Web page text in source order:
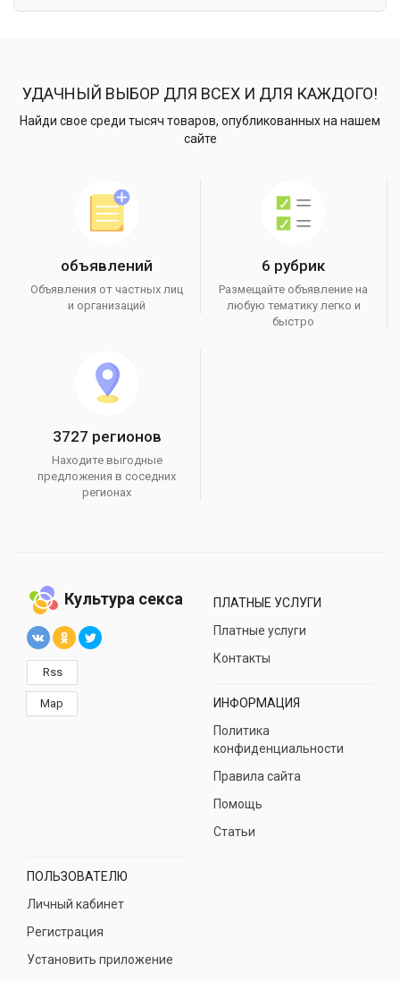
УДАЧНЫЙ ВЫБОР ДЛЯ ВСЕХ И ДЛЯ КАЖДОГО!
Найди свое среди тысяч товаров, опубликованных на нашем
сайте
объявлений
Объявления от частных лиц
и организаций
6 рубрик
Размещайте объявление на
любую тематику легко и
быстро
3727 регионов
Находите выгодные
предложения в соседних
регионах
Культура секса
Rss
Map
ПЛАТНЫЕ УСЛУГИ
Платные услуги
Контакты
ИНФОРМАЦИЯ
Политика
конфиденциальности
Правила сайта
Помощь
Статьи
ПОЛЬЗОВАТЕЛЮ
Личный кабинет
Регистрация
Установить приложение